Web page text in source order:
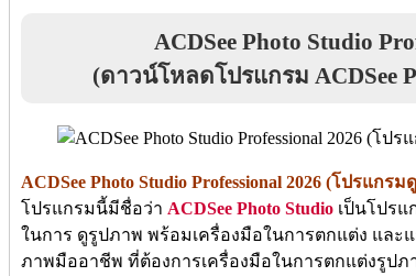
ACDSee Photo Studio
(ดาวน์โหลดโปรแกรม ACDSee
ACDSee Photo Studio Professional 2026 (โปรแ
โปรแกรมนี้มีชื่อว่า ACDSee Photo Studio เป็นโปรแ
ในการ ดูรูปภาพ พร้อมเครื่องมือในการตกแต่ง และ
ภาพมืออาชีพ ที่ต้องการเครื่องมือในการตกแต่งรูปภ